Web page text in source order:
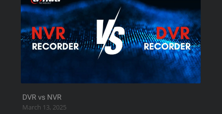
DVR vs NVR
March 13, 2025